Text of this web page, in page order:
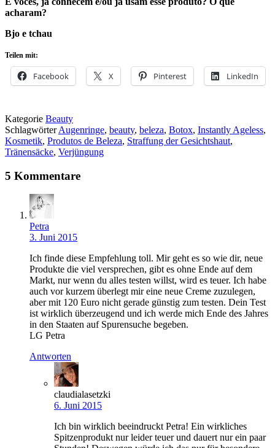
acharam?
Bjo e tchau
Teilen mit:
Facebook X Pinterest LinkedIn
Kategorie Beauty
SchlagwörterAugenringe, beauty, beleza, Botox, Instantly Ageless,
Kosmetik, Produtos de Beleza, Straffung der Gesichtshaut,
Tränensäcke, Verjüngung
5 Kommentare
Petra
3. Juni 2015
Ich finde diese Empfehlung toll. Mir geht es so wie dir, neue
Produkte die viel versprechen, gibt es ohne Ende auf dem
Markt, nur wenn du alles testen willst, wird es teuer. Ich habe
auch vor kurzem überlegt mir eine neue Creme zuzulegen,
aber mit 120 Euro nicht gerade günstig zum testen. Dein Test
ist wirklich überzeugend und ich werde mich Ende des Jahres
in den Staaten auf Spurensuche begeben.
LG Petra
Antworten
claudialasetzki
6. Juni 2015
Ich bin wirklich beeindruckt Petra! Ein wirkliches
Spitzenprodukt nur leider teuer und dauert nur ein paar